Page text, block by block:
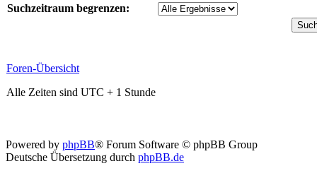
Suchzeitraum begrenzen:
Foren-Übersicht
Alle Zeiten sind UTC + 1 Stunde
Powered by phpBB® Forum Software © phpBB Group
Deutsche Übersetzung durch phpBB.de